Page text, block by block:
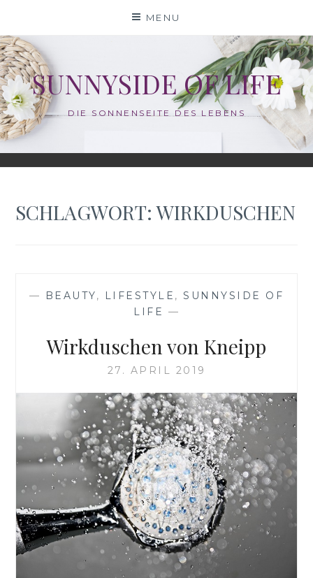
content
MENU
SUNNYSIDE OF LIFE
DIE SONNENSEITE DES LEBENS
SCHLAGWORT:WIRKDUSCHEN
— BEAUTY, LIFESTYLE ,SUNNYSIDE OF
LIFE —
Wirkduschen von Kneipp
27. APRIL 2019